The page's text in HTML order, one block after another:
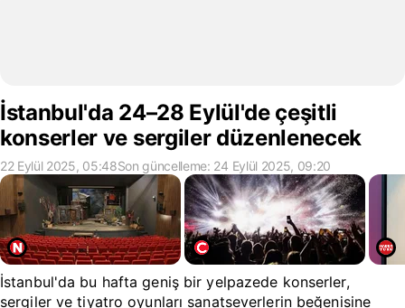
İstanbul'da 24–28 Eylül'de çeşitli
konserler ve sergiler düzenlenecek
22 Eylül 2025, 05:48Son güncelleme: 24 Eylül 2025, 09:20
İstanbul'da bu hafta geniş bir yelpazede konserler,
sergiler ve tiyatro oyunları sanatseverlerin beğenisine